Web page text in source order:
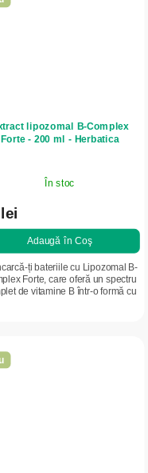
lipozomal B-Complex
Forte - 200 ml - Herbatica
În stoc
Adaugă în Coş
ți bateriile cu Lipozomal B-
Forte, care oferă un spectru
de vitamine B într-o formă cu